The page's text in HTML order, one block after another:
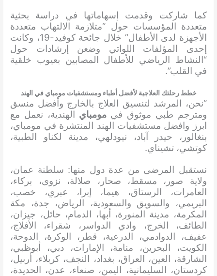
كما شاركت وقدمت إسهاماتها في دراسة بحثية
متعددة المؤسسات حول “متلازمة الالتهاب متعددة
الأجهزة لدى الأطفال” خلال جائحة كوفيد-19، وكانت
إحدى المؤلفات اللواتي وضعن إرشادات حول
“النشاط الرياضي للأطفال المصابين بعيوب خلقية
في القلب”.
خطط رحلتك العلاجية لأفضل أطباء ومستشفيات مومباي في الهند
“نحن، المرشد لتنسيق العلاج بالخارج وأفضل منسق
ومترجم طبي موثوق في مومباي الهندية، نعمل مع
ابرز وافضل مستشفيات الهند المنتشرة في مومباي،
بنغالور، حيدر آباد، نيودلهي، مدينة لكناو الطبية،
كوتشي، تشيناي.
نستقبل المرضى من عدة دول منها: سلطنة عمان،
ولاية صور، مسقط، صحار، صلالة، نزوى، بركاء،
العامرات، الرستاق، هيما، إبرا، عبري، خصب،
البريمي، والسويق والسعودية، الرياض، جدة، مكة
المكرمة، مدينة المنورة، أبها، الدمام، حائل، جيزان،
الطائف، الخرج، وادي الدواسر، شقراء، الأفلاج،
عفيف، الدوادمي، الدرعية، قطر، الوكرة، الدوحة،
الكويت، البحرين، منامة، الإمارات، دبي، أبوظبي،
الشارقة، العين، العراق، بغداد، النجف، كربلاء، أربيل،
كردستان، السليمانية، اليمن، صنعاء، عدن، الحديدة،